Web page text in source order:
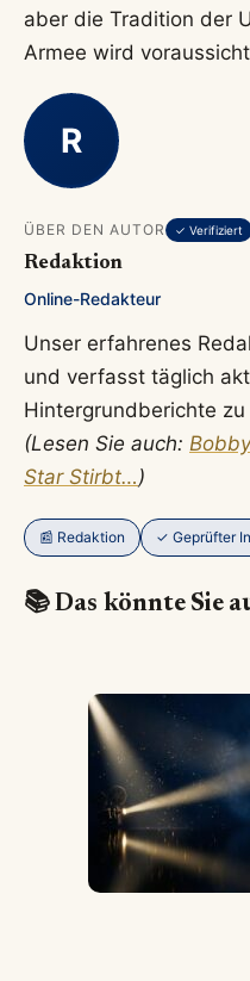
aber die Tradition der
Armee wird
R
ÜBER DEN AUTOR ✓ Verifiziert
Redaktion
Online-Redakteur
Unser erfahrenes
und verfasst täglich
Hintergrundberichte
(Lesen Sie auch:
Star Stirbt…)
📰 Redaktion ✓ Geprüfter
📚 Das könnte Sie